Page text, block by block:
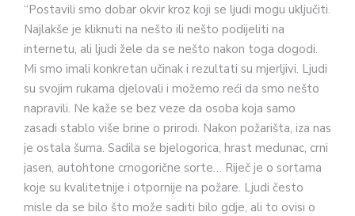
“Postavili smo dobar okvir kroz koji se ljudi mogu uključiti.
Najlakše je kliknuti na nešto ili nešto podijeliti na
internetu, ali ljudi žele da se nešto nakon toga dogodi.
Mi smo imali konkretan učinak i rezultati su mjerljivi. Ljudi
su svojim rukama djelovali i možemo reći da smo nešto
napravili. Ne kaže se bez veze da osoba koja samo
zasadi stablo više brine o prirodi. Nakon požarišta, iza nas
je ostala šuma. Sadila se bjelogorica, hrast medunac, crni
jasen, autohtone crnogorične sorte… Riječ je o sortama
koje su kvalitetnije i otpornije na požare. Ljudi često
misle da se bilo što može saditi bilo gdje, ali to ovisi o